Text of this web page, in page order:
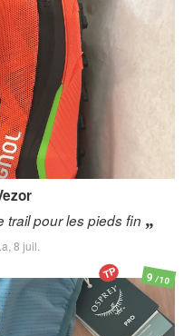
trail pour les pieds fin
8 juil.
9/10
TP